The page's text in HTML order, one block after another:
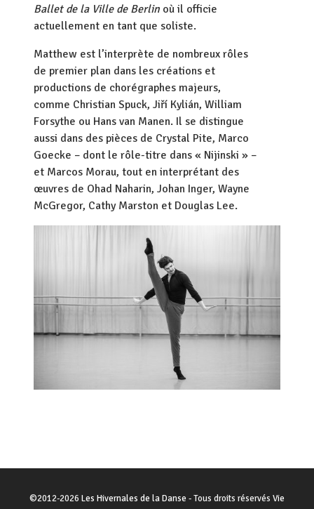
Ballet de la Ville de Berlin où il officie
actuellement en tant que soliste.
Matthew est l’interprète de nombreux rôles
de premier plan dans les créations et
productions de chorégraphes majeurs,
comme Christian Spuck, Jiří Kylián, William
Forsythe ou Hans van Manen. Il se distingue
aussi dans des pièces de Crystal Pite, Marco
Goecke – dont le rôle-titre dans « Nijinski » –
et Marcos Morau, tout en interprétant des
œuvres de Ohad Naharin, Johan Inger, Wayne
McGregor, Cathy Marston et Douglas Lee.
©2012-2026 Les Hivernales de la Danse - Tous droits réservés Vie